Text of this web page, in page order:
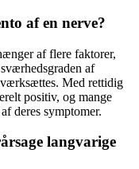
af en nerve?
af flere faktorer,
af
Med rettidig
positiv, og mange
deres symptomer.
langvarige